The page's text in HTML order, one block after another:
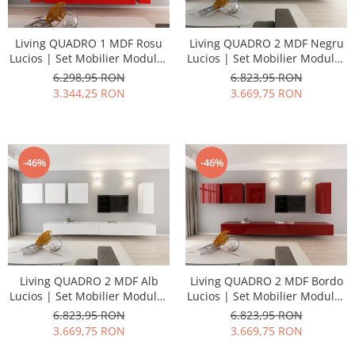
Living QUADRO 1 MDF Rosu
Lucios | Set Mobilier Modular
Suspendat Premium
Configurabil pentru un Living
Modern Fără Mânere/Push to
6.298,95 RON
3.344,25 RON
Living QUADRO 2 MDF Negru
Lucios | Set Mobilier Modular
Suspendat Premium
Configurabil pentru un Living
Modern Fără Mânere/Push to
6.823,95 RON
3.669,75 RON
-46%
Living QUADRO 2 MDF Alb
Lucios | Set Mobilier Modular
Suspendat Premium
Configurabil pentru un Living
Modern Fără Mânere/Push to
6.823,95 RON
3.669,75 RON
-46%
Living QUADRO 2 MDF Bordo
Lucios | Set Mobilier Modular
Suspendat Premium
Configurabil pentru un Living
Modern Fără Mânere/Push to
6.823,95 RON
3.669,75 RON